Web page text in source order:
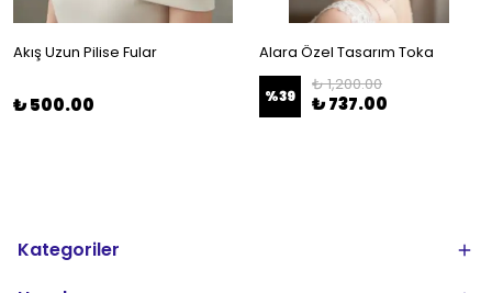
Akış Uzun Pilise Fular
₺ 500.00
Alara Özel Tasarım Toka
%39
₺ 1,200.00
₺ 737.00
Kategoriler